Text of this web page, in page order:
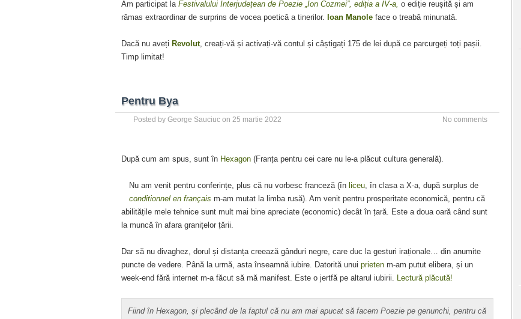
Am participat la Festivalului Interjudețean de Poezie „Ion Cozmei”, ediția a IV-a, o ediție reușită și am
rămas extraordinar de surprins de vocea poetică a tinerilor. Ioan Manole face o treabă minunată.
Dacă nu aveți Revolut, creați-vă și activați-vă contul și câștigați 175 de lei după ce parcurgeți toți pașii.
Timp limitat!
Pentru Bya
Posted by George Sauciuc on 25 martie 2022 No comments
După cum am spus, sunt în Hexagon (Franța pentru cei care nu le-a plăcut cultura generală).
Nu am venit pentru conferințe, plus că nu vorbesc franceză (în liceu, în clasa a X-a, după surplus de
conditionnel en français m-am mutat la limba rusă). Am venit pentru prosperitate economică, pentru că
abilitățile mele tehnice sunt mult mai bine apreciate (economic) decât în țară. Este a doua oară când sunt
la muncă în afara granițelor țării.
Dar să nu divaghez, dorul și distanța creează gânduri negre, care duc la gesturi iraționale… din anumite
puncte de vedere. Până la urmă, asta înseamnă iubire. Datorită unui prieten m-am putut elibera, și un
week-end fără internet m-a făcut să mă manifest. Este o jertfă pe altarul iubirii. Lectură plăcută!
Fiind în Hexagon, și plecând de la faptul că nu am mai apucat să facem Poezie pe genunchi, pentru că